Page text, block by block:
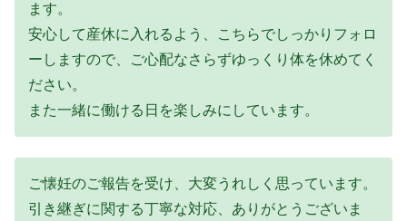
ます。
安心して産休に入れるよう、こちらでしっかりフォロ
ーしますので、ご心配なさらずゆっくり体を休めてく
ださい。
また一緒に働ける日を楽しみにしています。
ご懐妊のご報告を受け、大変うれしく思っています。
引き継ぎに関する丁寧な対応、ありがとうございま